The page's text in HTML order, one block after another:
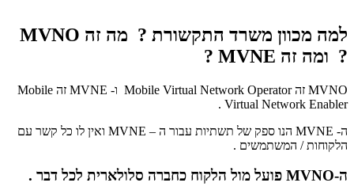
למה מכוון משרד התקשורת ? מה זה MVNO
? ומה זה MVNE ?
MVNO זה Mobile Virtual Network Operator ו- MVNE זה Mobile
Virtual Network Enabler .
ה- MVNE הנו ספק של תשתיות עבור ה – MVNE ואין לו כל קשר עם
הלקוחות / המשתמשים .
ה-MVNO פועל מול הלקוח כחברה סלולארית לכל דבר .